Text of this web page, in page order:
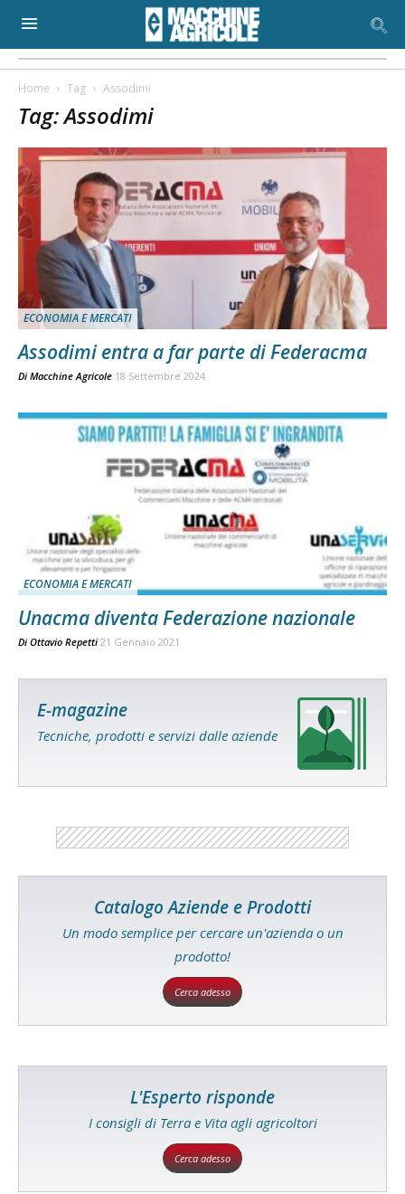
Home Tag Assodimi
Tag: Assodimi
ECONOMIA E MERCATI
Assodimi entra a far parte di Federacma
Di Macchine Agricole 18 Settembre 2024
ECONOMIA E MERCATI
Unacma diventa Federazione nazionale
Di Ottavio Repetti 21 Gennaio 2021
E-magazine
Tecniche, prodotti e servizi dalle aziende
Catalogo Aziende e Prodotti
Un modo semplice per cercare un'azienda o un
prodotto!
Cerca adesso
L'Esperto risponde
I consigli di Terra e Vita agli agricoltori
Cerca adesso